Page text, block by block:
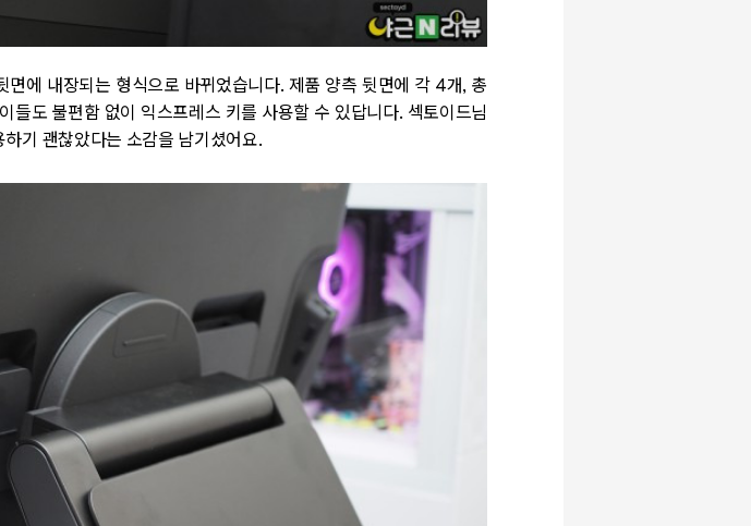
에 내장되는 형식으로 바뀌었습니다. 제품 양측 뒷면에 각 4개, 총
도 불편함 없이 익스프레스 키를 사용할 수 있답니다. 섹토이드님
기 괜찮았다는 소감을 남기셨어요.